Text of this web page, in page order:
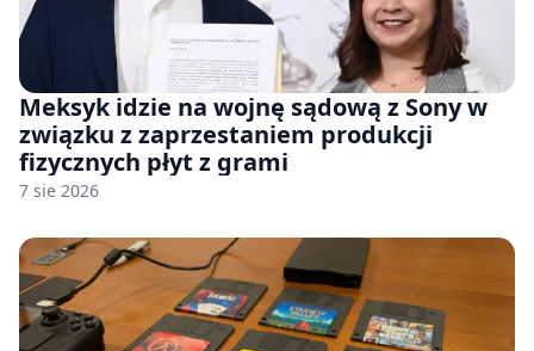
Meksyk idzie na wojnę sądową z Sony w
związku z zaprzestaniem produkcji
fizycznych płyt z grami
7 sie 2026